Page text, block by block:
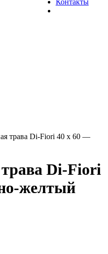
Контакты
трава Di-Fiori 40 х 60 —
Di-Fiori
желтый